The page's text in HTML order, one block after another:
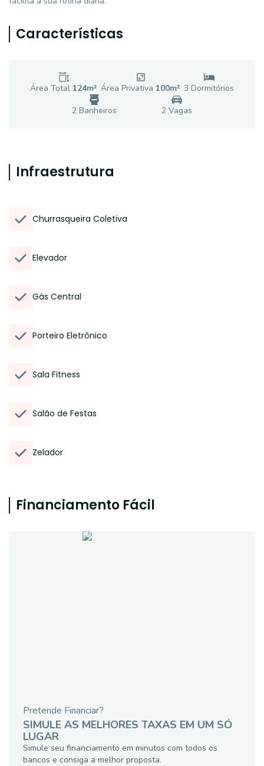
Características
Área Total 124m² Área Privativa 100m² 3 Dormitórios
2Banheiros 2 Vagas
Infraestrutura
Churrasqueira Coletiva
Elevador
Gás Central
Porteiro Eletrônico
Sala Fitness
Salão de Festas
Zelador
Financiamento Fácil
Pretende Financiar?
SIMULE AS MELHORES TAXAS EM UM SÓ
LUGAR
Simule seu financiamento em minutos com todos os
bancos e consiga a melhor proposta.